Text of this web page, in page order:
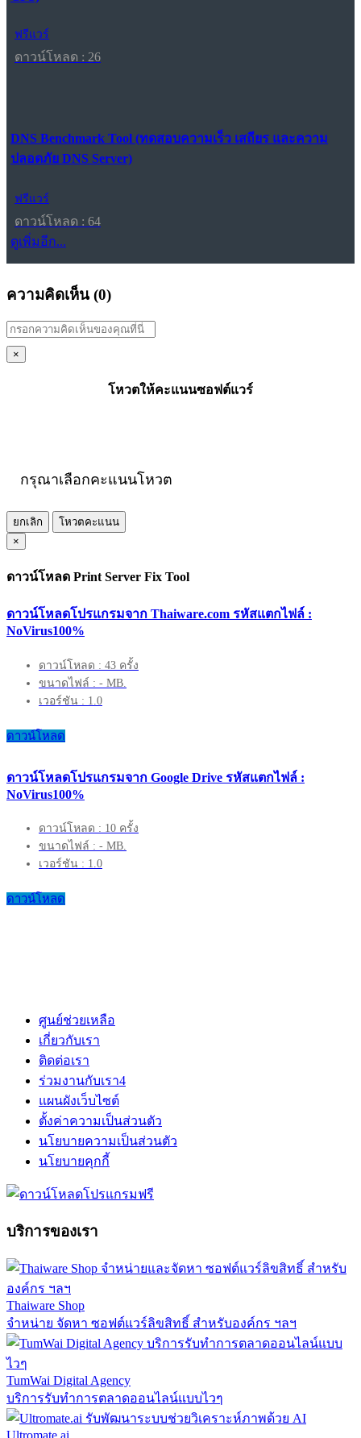
ฟรีแวร์
ดาวน์โหลด : 26
DNS Benchmark Tool (ทดสอบความเร็ว เสถียร และความ
ปลอดภัย DNS Server)
ฟรีแวร์
ดาวน์โหลด : 64
ดูเพิ่มอีก...
ความคิดเห็น (0)
×
โหวตให้คะแนนซอฟต์แวร์
กรุณาเลือกคะแนนโหวต
ยกเลิก
โหวตคะแนน
×
ดาวน์โหลด Print Server Fix Tool
ดาวน์โหลดโปรแกรมจาก Thaiware.com รหัสแตกไฟล์ :
NoVirus100%
ดาวน์โหลด : 43 ครั้ง
ขนาดไฟล์ : - MB.
เวอร์ชัน : 1.0
ดาวน์โหลด
ดาวน์โหลดโปรแกรมจาก Google Drive รหัสแตกไฟล์ :
NoVirus100%
ดาวน์โหลด : 10 ครั้ง
ขนาดไฟล์ : - MB.
เวอร์ชัน : 1.0
ดาวน์โหลด
ศูนย์ช่วยเหลือ
เกี่ยวกับเรา
ติดต่อเรา
ร่วมงานกับเรา4
แผนผังเว็บไซต์
ตั้งค่าความเป็นส่วนตัว
นโยบายความเป็นส่วนตัว
นโยบายคุกกี้
บริการของเรา
Thaiware Shop
จำหน่าย จัดหา ซอฟต์แวร์ลิขสิทธิ์ สำหรับองค์กร ฯลฯ
TumWai Digital Agency
บริการรับทำการตลาดออนไลน์แบบไวๆ
Ultromate.ai